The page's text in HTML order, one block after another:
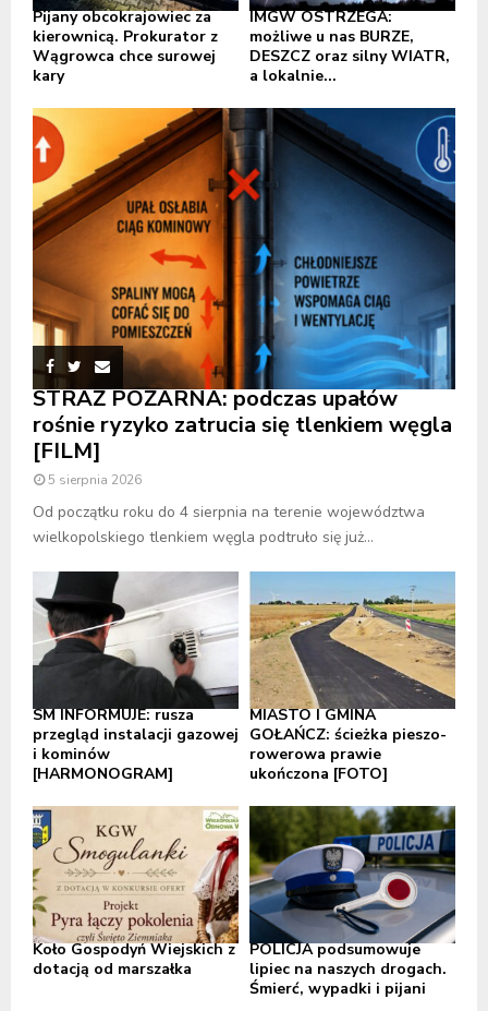
Pijany obcokrajowiec za
kierownicą. Prokurator z
Wągrowca chce surowej
kary
IMGW OSTRZEGA:
możliwe u nas BURZE,
DESZCZ oraz silny WIATR,
a lokalnie...
STRAŻ POŻARNA: podczas upałów
rośnie ryzyko zatrucia się tlenkiem węgla
[FILM]
5 sierpnia 2026
Od początku roku do 4 sierpnia na terenie województwa
wielkopolskiego tlenkiem węgla podtruło się już...
SM INFORMUJE: rusza
przegląd instalacji gazowej
i kominów
[HARMONOGRAM]
MIASTO I GMINA
GOŁAŃCZ: ścieżka pieszo-
rowerowa prawie
ukończona [FOTO]
Koło Gospodyń Wiejskich z
dotacją od marszałka
POLICJA podsumowuje
lipiec na naszych drogach.
Śmierć, wypadki i pijani